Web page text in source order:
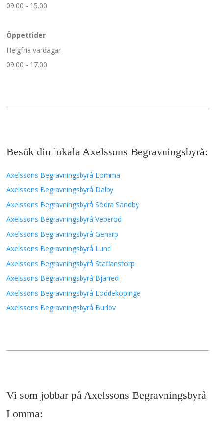
09.00 - 15.00
Öppettider
Helgfria vardagar
09.00 - 17.00
Besök din lokala Axelssons Begravningsbyrå:
Axelssons Begravningsbyrå Lomma
Axelssons Begravningsbyrå Dalby
Axelssons Begravningsbyrå Södra Sandby
Axelssons Begravningsbyrå Veberöd
Axelssons Begravningsbyrå Genarp
Axelssons Begravningsbyrå Lund
Axelssons Begravningsbyrå Staffanstorp
Axelssons Begravningsbyrå Bjärred
Axelssons Begravningsbyrå Löddeköpinge
Axelssons Begravningsbyrå Burlöv
Vi som jobbar på Axelssons Begravningsbyrå
Lomma: